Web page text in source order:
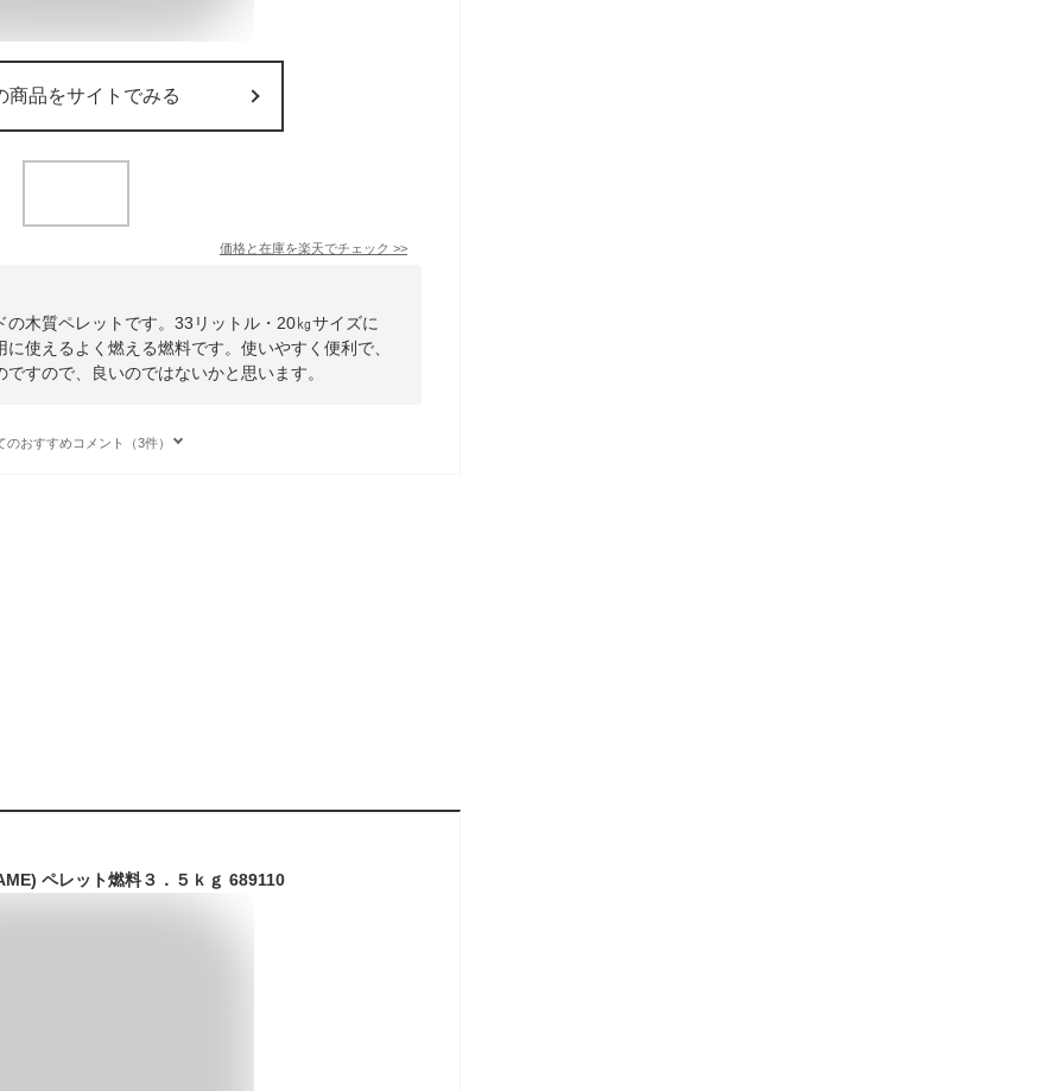
商品をサイトでみる
価格と在庫を楽天でチェック >>
木質ペレットです。33リットル・20㎏サイズに
使えるよく燃える燃料です。使いやすく便利で、
すので、良いのではないかと思います。
のおすすめコメント（3件）
ペレット燃料３．５ｋｇ 689110